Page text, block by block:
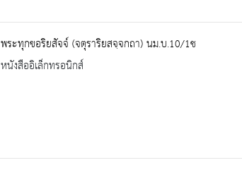
พระทุกขอริยสัจจ์ (จตุราริยสจฺจกถา) นม.บ.10/1ช
หนังสืออิเล็กทรอนิกส์